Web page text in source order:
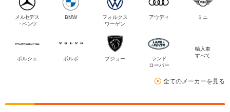
メルセデス
・ベンツ
BMW
フォルクス
ワーゲン
アウディ ミニ
ポルシェ ボルボ プジョー
ランド
ローバー
輸入車
すべて
全てのメーカーを見る